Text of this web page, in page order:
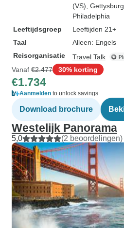
(VS) , Gettysburg
Philadelphia
Leeftijdsgroep
Leeftijden 21+
Taal
Alleen: Engels
Reisorganisatie
Travel Talk
Vanaf €2.477 30% korting
€1.734
Aanmelden to unlock savings
Download brochure
Westelijk Panorama
5,0 (2 beoordelingen)